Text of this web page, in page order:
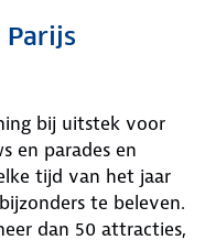
Parijs
bij uitstek voor
en parades en
tijd van het jaar
te beleven.
dan 50 attracties,